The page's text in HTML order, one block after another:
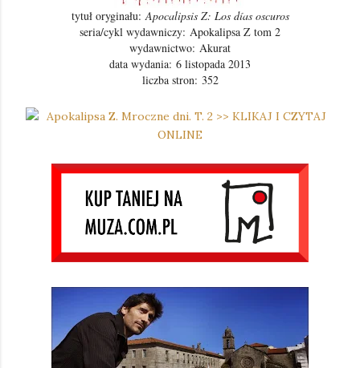
tytuł oryginału:Apocalipsis Z: Los días oscuros
seria/cykl wydawniczy: Apokalipsa Z tom 2
wydawnictwo: Akurat
data wydania: 6 listopada 2013
liczba stron: 352